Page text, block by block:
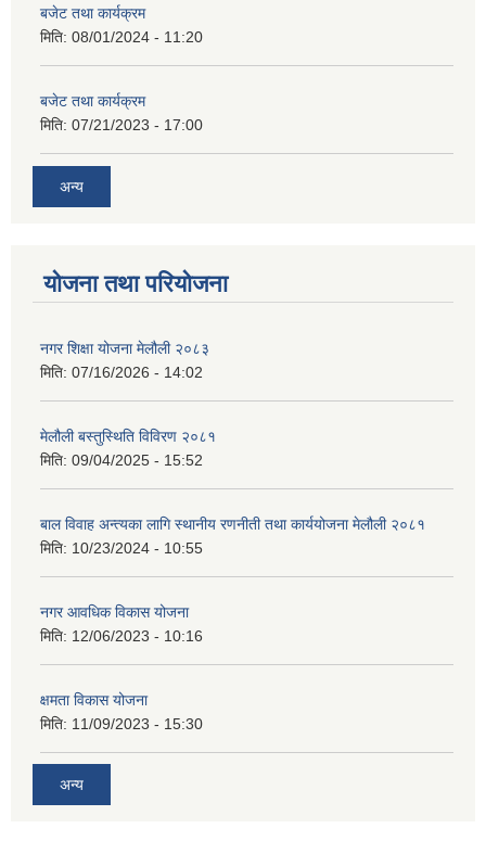
बजेट तथा कार्यक्रम
मिति: 08/01/2024 - 11:20
बजेट तथा कार्यक्रम
मिति: 07/21/2023 - 17:00
अन्य
योजना तथा परियोजना
नगर शिक्षा योजना मेलौली २०८३
मिति: 07/16/2026 - 14:02
मेलौली बस्तुस्थिति विविरण २०८१
मिति: 09/04/2025 - 15:52
बाल विवाह अन्त्यका लागि स्थानीय रणनीती तथा कार्ययोजना मेलौली २०८१
मिति: 10/23/2024 - 10:55
नगर आवधिक विकास योजना
मिति: 12/06/2023 - 10:16
क्षमता विकास योजना
मिति: 11/09/2023 - 15:30
अन्य